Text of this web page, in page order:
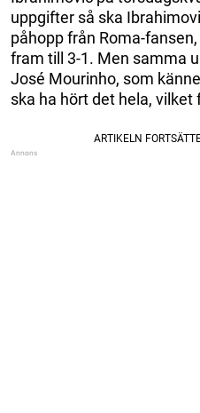
uppgifter så ska
påhopp från Roma-
fram till 3-1. Men samma
José Mourinho, som
ska ha hört det hela,